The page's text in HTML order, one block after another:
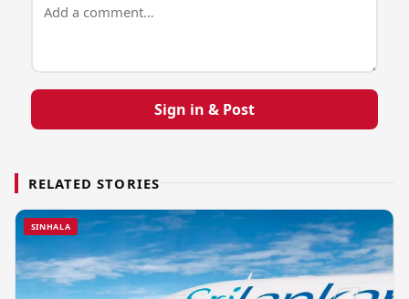
Sign in & Post
RELATED STORIES
SINHALA